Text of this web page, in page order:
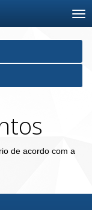
de acordo com a